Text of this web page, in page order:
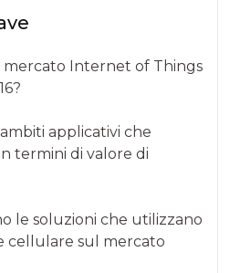
mercato Internet of Things
applicativi che
termini di valore di
le soluzioni che utilizzano
cellulare sul mercato